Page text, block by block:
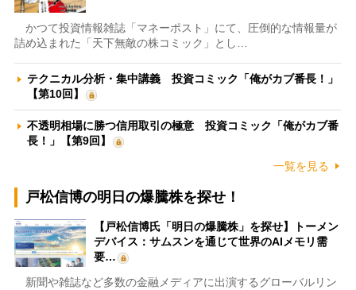
かつて投資情報雑誌「マネーポスト」にて、圧倒的な情報量が
詰め込まれた「天下無敵の株コミック」とし…
テクニカル分析・集中講義 投資コミック「俺がカブ番長！」
【第10回】
不透明相場に勝つ信用取引の極意 投資コミック「俺がカブ番
長！」【第9回】
一覧を見る
戸松信博の明日の爆騰株を探せ！
【戸松信博氏「明日の爆騰株」を探せ】トーメン
デバイス：サムスンを通じて世界のAIメモリ需
要…
新聞や雑誌など多数の金融メディアに出演するグローバルリン